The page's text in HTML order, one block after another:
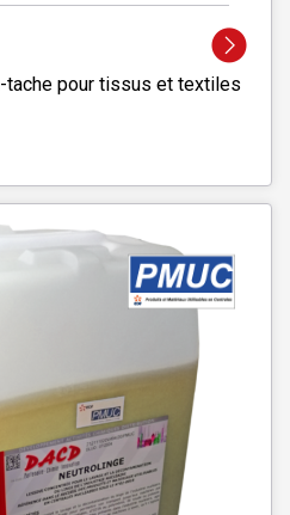
tache pour tissus et textiles